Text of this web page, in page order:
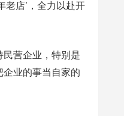
老店’，全力以赴开
营企业，特别是
业的事当自家的